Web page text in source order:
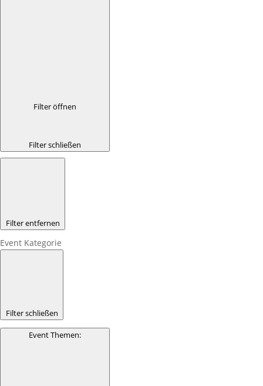
Filter öffnen
Filter schließen
Filter entfernen
Event Kategorie
Filter schließen
Event Themen: